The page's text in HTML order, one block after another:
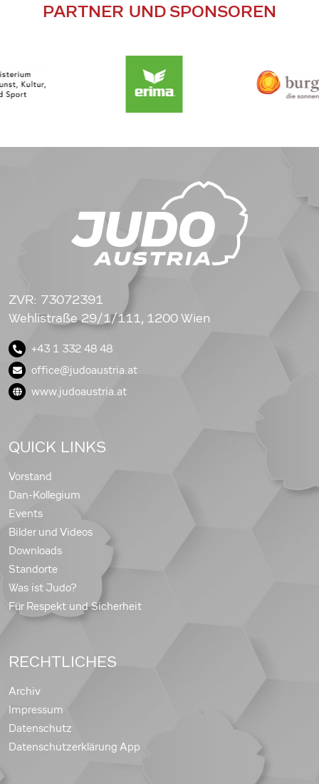
PARTNER UND SPONSOREN
ZVR: 73072391
Wehlistraße 29/1/111, 1200 Wien
+43 1 332 48 48
office@judoaustria.at
www.judoaustria.at
QUICK LINKS
Vorstand
Dan-Kollegium
Events
Bilder und Videos
Downloads
Standorte
Was ist Judo?
Für Respekt und Sicherheit
RECHTLICHES
Archiv
Impressum
Datenschutz
Datenschutzerklärung App